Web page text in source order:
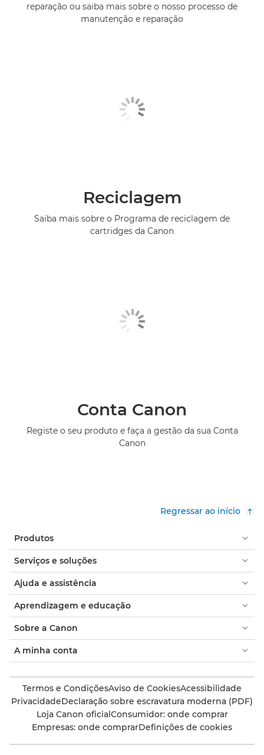
reparação ou saiba mais sobre o nosso processo de
manutenção e reparação
Reciclagem
Saiba mais sobre o Programa de reciclagem de
cartridges da Canon
Conta Canon
Registe o seu produto e faça a gestão da sua Conta
Canon
Regressar ao início
Produtos
Serviços e soluções
Ajuda e assistência
Aprendizagem e educação
Sobre a Canon
A minha conta
Termos e CondiçõesAviso de CookiesAcessibilidade
PrivacidadeDeclaração sobre escravatura moderna (PDF)
Loja Canon oficialConsumidor: onde comprar
Empresas: onde comprarDefinições de cookies